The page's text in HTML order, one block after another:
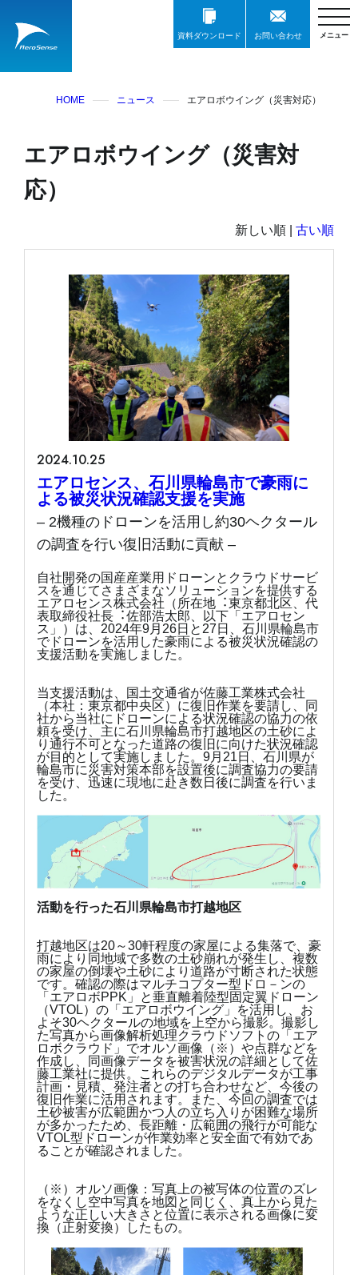
資料ダウンロード お問い合わせ
HOME ニュース エアロボウイング（災害対応）
エアロボウイング（災害対
応）
新しい順 |古い順
2024.10.25
エアロセンス、石川県輪島市で豪雨に
よる被災状況確認支援を実施
– 2機種のドローンを活用し約30ヘクタール
の調査を行い復旧活動に貢献 –
自社開発の国産産業用ドローンとクラウドサービ
スを通じてさまざまなソリューションを提供する
エアロセンス株式会社（所在地︓東京都北区、代
表取締役社長︓佐部浩太郎、以下「エアロセン
ス」）は、2024年9月26日と27日、石川県輪島市
でドローンを活用した豪雨による被災状況確認の
支援活動を実施しました。
当支援活動は、国土交通省が佐藤工業株式会社
（本社：東京都中央区）に復旧作業を要請し、同
社から当社にドローンによる状況確認の協力の依
頼を受け、主に石川県輪島市打越地区の土砂によ
り通行不可となった道路の復旧に向けた状況確認
が目的として実施しました。9月21日、石川県が
輪島市に災害対策本部を設置後に調査協力の要請
を受け、迅速に現地に赴き数日後に調査を行いま
した。
活動を行った石川県輪島市打越地区
打越地区は20～30軒程度の家屋による集落で、豪
雨により同地域で多数の土砂崩れが発生し、複数
の家屋の倒壊や土砂により道路が寸断された状態
です。確認の際はマルチコプター型ドロ－ンの
「エアロボPPK」と垂直離着陸型固定翼ドローン
（VTOL）の「エアロボウイング」を活用し、お
よそ30ヘクタールの地域を上空から撮影。撮影し
た写真から画像解析処理クラウドソフトの「エア
ロボクラウド」でオルソ画像（※）や点群などを
作成し、同画像データを被害状況の詳細として佐
藤工業社に提供。これらのデジタルデータが工事
計画・見積、発注者との打ち合わせなど、今後の
復旧作業に活用されます。また、今回の調査では
土砂被害が広範囲かつ人の立ち入りが困難な場所
が多かったため、長距離・広範囲の飛行が可能な
VTOL型ドローンが作業効率と安全面で有効であ
ることが確認されました。
（※）オルソ画像：写真上の被写体の位置のズレ
をなくし空中写真を地図と同じく、真上から見た
ような正しい大きさと位置に表示される画像に変
換（正射変換）したもの。